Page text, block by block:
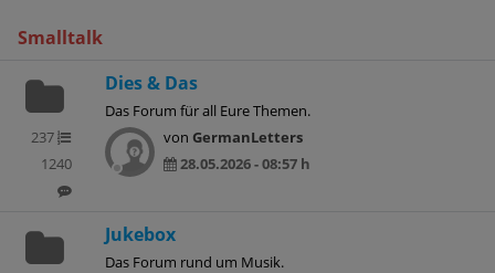
Smalltalk
Dies & Das
Das Forum für all Eure Themen.
237
1240
von GermanLetters
28.05.2026 - 08:57 h
Jukebox
Das Forum rund um Musik.